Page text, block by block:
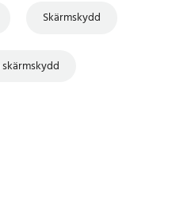
Skärmskydd